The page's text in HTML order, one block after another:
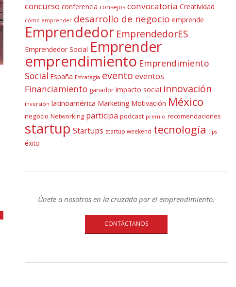
concurso conferencia consejos convocatoria Creatividad
cómo emprender desarrollo de negocio emprende
Emprendedor EmprendedorES
Emprendedor Social Emprender
emprendimiento Emprendimiento
Social España Estrategia evento eventos
Financiamiento ganador impacto social innovación
inversión latinoamérica Marketing Motivación México
negocio Networking participa podcast premio recomendaciones
startup Startups startup weekend tecnología tips
éxito
Únete a nosotros en la cruzada por el emprendimiento.
CONTÁCTANOS